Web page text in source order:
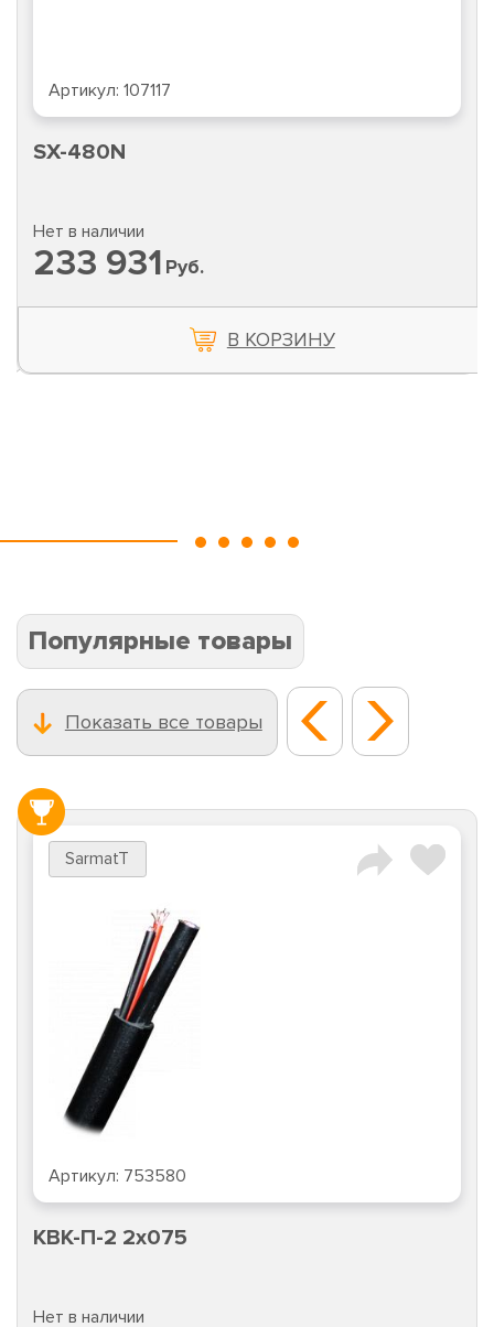
Артикул:97115
TLK-OV650C-2-47U-GY
Нет в наличии
7 889 Руб.
В КОРЗИНУ
Популярные товары
Показать все товары
SarmatT
Артикул:241214
SR-12/2A
Нет в наличии